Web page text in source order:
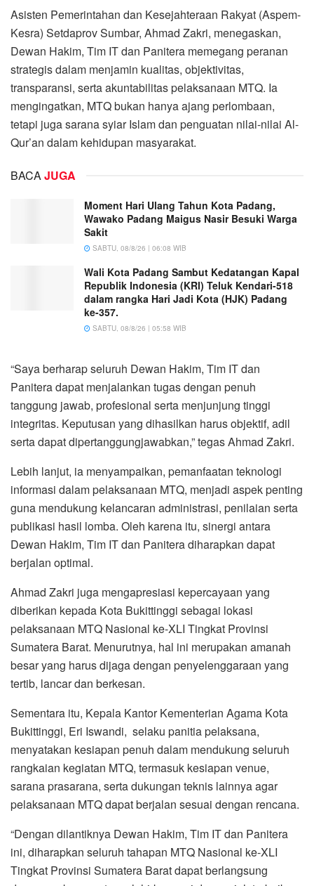
Asisten Pemerintahan dan Kesejahteraan Rakyat (Aspem-
Kesra) Setdaprov Sumbar, Ahmad Zakri, menegaskan,
Dewan Hakim, Tim IT dan Panitera memegang peranan
strategis dalam menjamin kualitas, objektivitas,
transparansi, serta akuntabilitas pelaksanaan MTQ. Ia
mengingatkan, MTQ bukan hanya ajang perlombaan,
tetapi juga sarana syiar Islam dan penguatan nilai-nilai Al-
Qur’an dalam kehidupan masyarakat.
BACAJUGA
Moment Hari Ulang Tahun Kota Padang,
Wawako Padang Maigus Nasir Besuki Warga
Sakit
SABTU, 08/8/26 | 06:08 WIB
Wali Kota Padang Sambut Kedatangan Kapal
Republik Indonesia (KRI) Teluk Kendari-518
dalam rangka Hari Jadi Kota (HJK) Padang
ke-357.
SABTU, 08/8/26 | 05:58 WIB
“Saya berharap seluruh Dewan Hakim, Tim IT dan
Panitera dapat menjalankan tugas dengan penuh
tanggung jawab, profesional serta menjunjung tinggi
integritas. Keputusan yang dihasilkan harus objektif, adil
serta dapat dipertanggungjawabkan,” tegas Ahmad Zakri.
Lebih lanjut, ia menyampaikan, pemanfaatan teknologi
informasi dalam pelaksanaan MTQ, menjadi aspek penting
guna mendukung kelancaran administrasi, penilaian serta
publikasi hasil lomba. Oleh karena itu, sinergi antara
Dewan Hakim, Tim IT dan Panitera diharapkan dapat
berjalan optimal.
Ahmad Zakri juga mengapresiasi kepercayaan yang
diberikan kepada Kota Bukittinggi sebagai lokasi
pelaksanaan MTQ Nasional ke-XLI Tingkat Provinsi
Sumatera Barat. Menurutnya, hal ini merupakan amanah
besar yang harus dijaga dengan penyelenggaraan yang
tertib, lancar dan berkesan.
Sementara itu, Kepala Kantor Kementerian Agama Kota
Bukittinggi, Eri Iswandi, selaku panitia pelaksana,
menyatakan kesiapan penuh dalam mendukung seluruh
rangkaian kegiatan MTQ, termasuk kesiapan venue,
sarana prasarana, serta dukungan teknis lainnya agar
pelaksanaan MTQ dapat berjalan sesuai dengan rencana.
“Dengan dilantiknya Dewan Hakim, Tim IT dan Panitera
ini, diharapkan seluruh tahapan MTQ Nasional ke-XLI
Tingkat Provinsi Sumatera Barat dapat berlangsung